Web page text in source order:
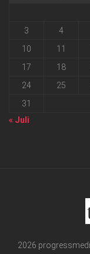
3
4
10
11
17
18
24
25
31
« Juli
2026